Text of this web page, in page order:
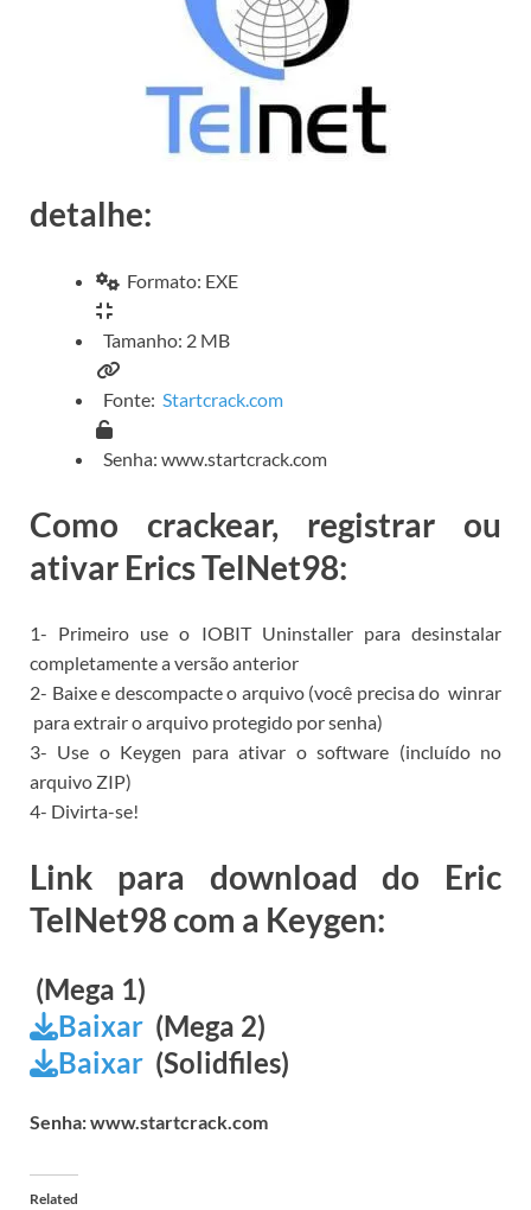
detalhe:
Formato: EXE
Tamanho: 2 MB
Fonte: Startcrack.com
Senha: www.startcrack.com
Como crackear, registrar ou
ativar Erics TelNet98:
1- Primeiro use o IOBIT Uninstaller paradesinstalar
completamente a versão anterior
2- Baixe e descompacte o arquivo (você precisa do winrar
para extrair o arquivo protegido por senha)
3- Use o Keygen para ativar o software (incluído no
arquivo ZIP)
4- Divirta-se!
Link para download do Eric
TelNet98 com a Keygen:
(Mega 1)
Baixar (Mega 2)
Baixar (Solidfiles)
Senha: www.startcrack.com
Related